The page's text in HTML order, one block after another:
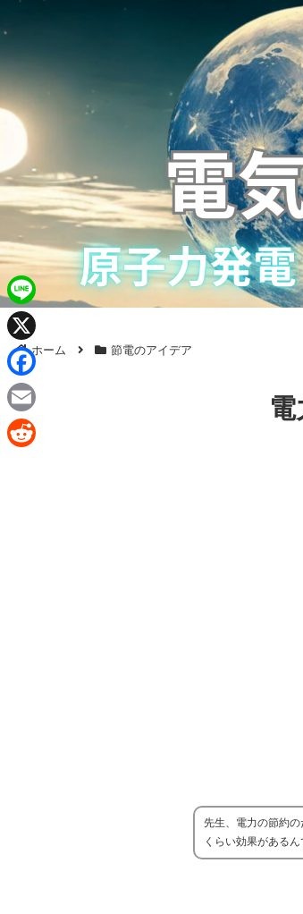
ホーム 節電のアイデア
先生、電力の節約
くらい効果があるん
L
n
e
X
F
a
c
E